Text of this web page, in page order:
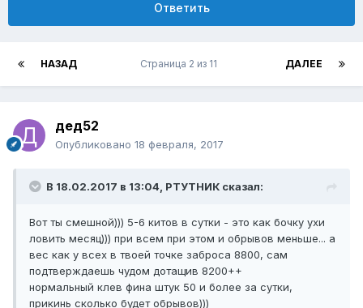
Ответить
НАЗАД ДАЛЕЕ
Страница 2 из 11
дед52
Опубликовано 18 февраля, 2017
В 18.02.2017 в 13:04, РТУТНИК сказал:
Вот ты смешной))) 5-6 китов в сутки - это как бочку ухи
ловить месяц))) при всем при этом и обрывов меньше... а
вес как у всех в твоей точке заброса 8800, сам
подтверждаешь чудом дотащив 8200++
нормальный клев фина штук 50 и более за сутки,
прикинь сколько будет обрывов)))